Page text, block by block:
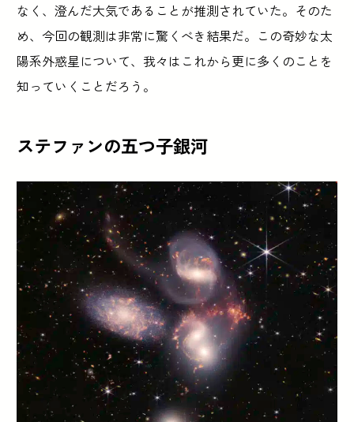
なく、澄んだ大気であることが推測されていた。そのた
め、今回の観測は非常に驚くべき結果だ。この奇妙な太
陽系外惑星について、我々はこれから更に多くのことを
知っていくことだろう。
ステファンの五つ子銀河